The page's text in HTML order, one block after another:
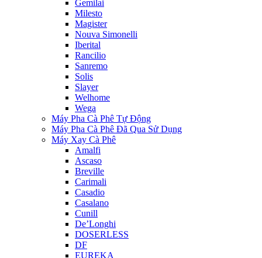
Gemilai
Milesto
Magister
Nouva Simonelli
Iberital
Rancilio
Sanremo
Solis
Slayer
Welhome
Wega
Máy Pha Cà Phê Tự Động
Máy Pha Cà Phê Đã Qua Sử Dụng
Máy Xay Cà Phê
Amalfi
Ascaso
Breville
Carimali
Casadio
Casalano
Cunill
De’Longhi
DOSERLESS
DF
EUREKA